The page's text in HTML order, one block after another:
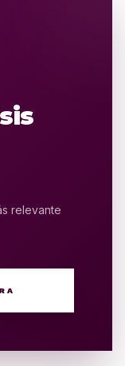
relevante